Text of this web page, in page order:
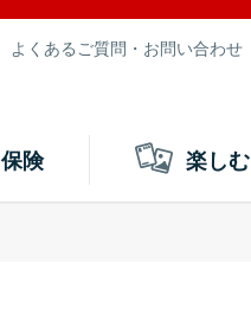
よくあるご質問・お問い合わせ
険 楽しむ